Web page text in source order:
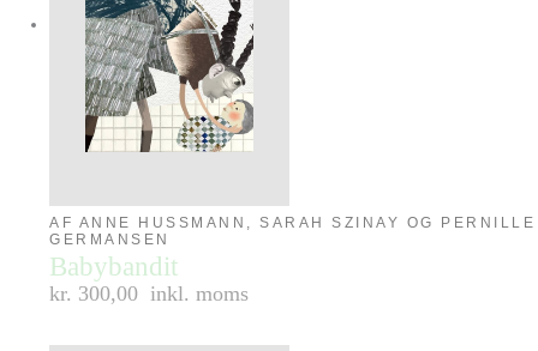
AF ANNE HUSSMANN, SARAH SZINAY OG PERNILLE
GERMANSEN
Babybandit
kr. 300,00 inkl. moms